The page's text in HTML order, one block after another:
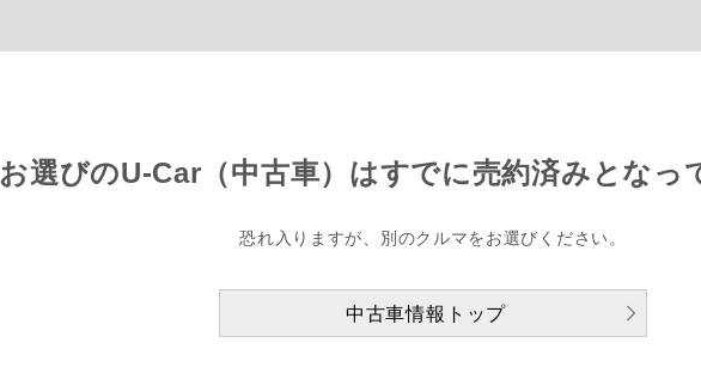
お選びのU-Car（中古車）はすでに売約済みとなっ
恐れ入りますが、別のクルマをお選びください。
中古車情報トップ